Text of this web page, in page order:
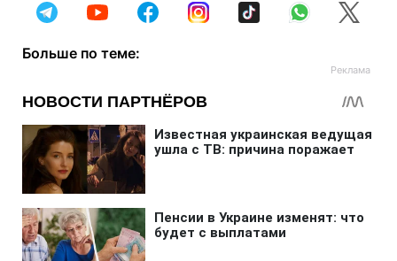
Больше по теме: